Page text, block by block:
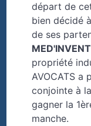
départ de
bien décidé
de ses
propriété
AVOCATS
conjointe à
gagner la
manche.